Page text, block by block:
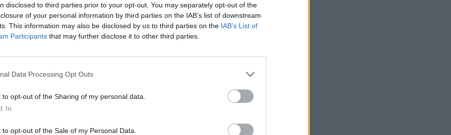
disclosed to third parties prior to your opt-out. You may separately opt-out of the
of your personal information by third parties on the IAB’s list of downstream
This information may also be disclosed by us to third parties on the IAB’s List of
Participants that may further disclose it to other third parties.
Data Processing Opt Outs
to opt-out of the Sharing of my personal data.
In
to opt-out of the Sale of my Personal Data.
ανατολικά 7, τοπικά 8 μποφόρ.